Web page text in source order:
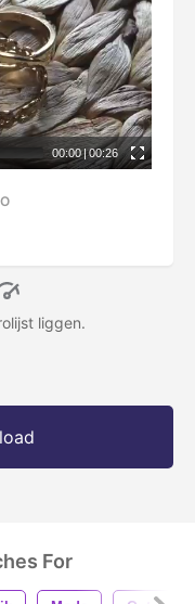
00:00|00:26
liggen.
For